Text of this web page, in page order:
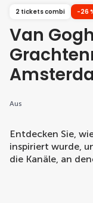
2 tickets combi -26
Van
Aus
Entdecken Sie,
inspiriert wurde,
die Kanäle, an